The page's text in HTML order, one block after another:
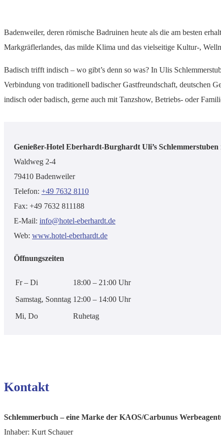
Badenweiler, deren römische Badruinen heute als die am besten
Markgräflerlandes, das milde Klima und das vielseitige Kultur-,
Badisch trifft indisch – wo gibt’s denn so was? In Ulis
Verbindung von traditionell badischer Gastfreundschaft, deutschen
indisch oder badisch, gerne auch mit Tanzshow, Betriebs- oder
Genießer-Hotel Eberhardt-Burghardt Uli’s Schlemmerstuben
Waldweg 2-4
79410 Badenweiler
Telefon: +49 7632 8110
Fax: +49 7632 811188
E-Mail: info@hotel-eberhardt.de
Web: www.hotel-eberhardt.de
Öffnungszeiten
Fr – Di
18:00 – 21:00 Uhr
Samstag, Sonntag 12:00 – 14:00 Uhr
Mi, Do
Ruhetag
Kontakt
Schlemmerbuch – eine Marke der KAOS/Carbunus
Inhaber: Kurt Schauer